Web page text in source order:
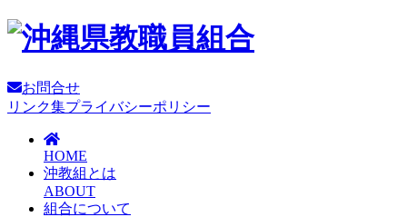
お問合せ
リンク集プライバシーポリシー
HOME
沖教組とは
ABOUT
組合について